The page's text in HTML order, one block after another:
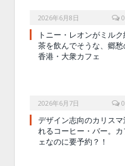
2026年6月8日 0
トニー・レオンがミルク
茶を飲んでそうな、郷愁
香港・大衆カフェ
2026年6月7日 0
デザイン志向のカリスマ
れるコーヒー・バー。カ
ェなのに要予約？！